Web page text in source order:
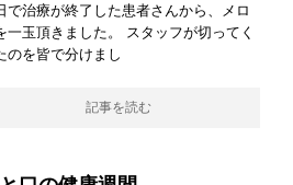
で治療が終了した患者さんから、メロ
一玉頂きました。 スタッフが切ってく
のを皆で分けまし
記事を読む